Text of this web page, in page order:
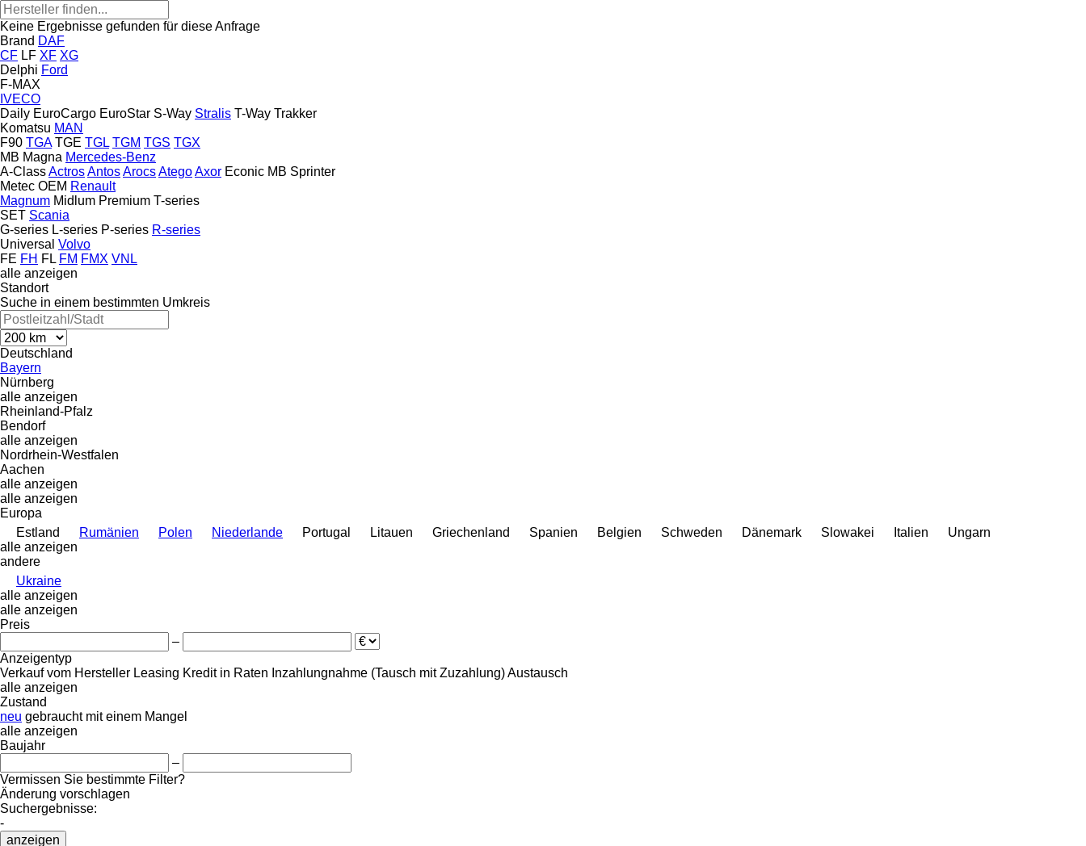
Keine Ergebnisse gefunden für diese Anfrage
Brand DAF
CF LF XF XG
Delphi Ford
F-MAX
IVECO
Daily EuroCargo EuroStar S-Way Stralis T-Way Trakker
Komatsu MAN
F90 TGA TGE TGL TGM TGS TGX
MB Magna Mercedes-Benz
A-ClassActrosAntosArocsAtegoAxor Econic MB Sprinter
Metec OEM Renault
Magnum Midlum Premium T-series
SET Scania
G-series L-series P-series R-series
Universal Volvo
FE FH FL FM FMX VNL
alle anzeigen
Standort
Suche in einem bestimmten Umkreis
Deutschland
Bayern
Nürnberg
alle anzeigen
Rheinland-Pfalz
Bendorf
alle anzeigen
Nordrhein-Westfalen
Aachen
alle anzeigen
alle anzeigen
Europa
Estland
Rumänien Polen Niederlande Portugal Litauen Griechenland Spanien Belgien Schweden Dänemark Slowakei Italien
Ungarn
alle anzeigen
andere
Ukraine
alle anzeigen
alle anzeigen
Preis
–
Anzeigentyp
Verkauf vom Hersteller Leasing Kredit in Raten Inzahlungnahme (Tausch mit Zuzahlung)Austausch
alle anzeigen
Zustand
neu gebraucht mit einem Mangel
alle anzeigen
Baujahr
–
Vermissen Sie bestimmte Filter?
Änderung vorschlagen
Suchergebnisse:
-
anzeigen